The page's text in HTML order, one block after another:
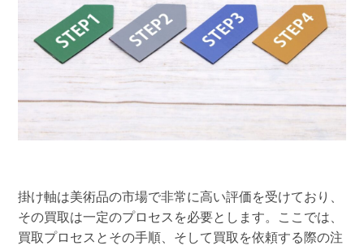
掛け軸は美術品の市場で非常に高い評価を受けており、
その買取は一定のプロセスを必要とします。ここでは、
買取プロセスとその手順、そして買取を依頼する際の注